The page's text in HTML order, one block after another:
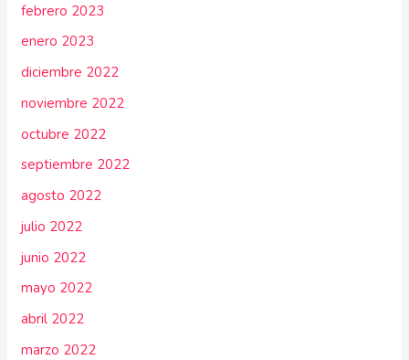
febrero 2023
enero 2023
diciembre 2022
noviembre 2022
octubre 2022
septiembre 2022
agosto 2022
julio 2022
junio 2022
mayo 2022
abril 2022
marzo 2022